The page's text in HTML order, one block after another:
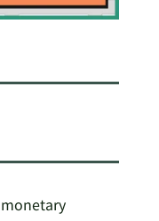
monetary